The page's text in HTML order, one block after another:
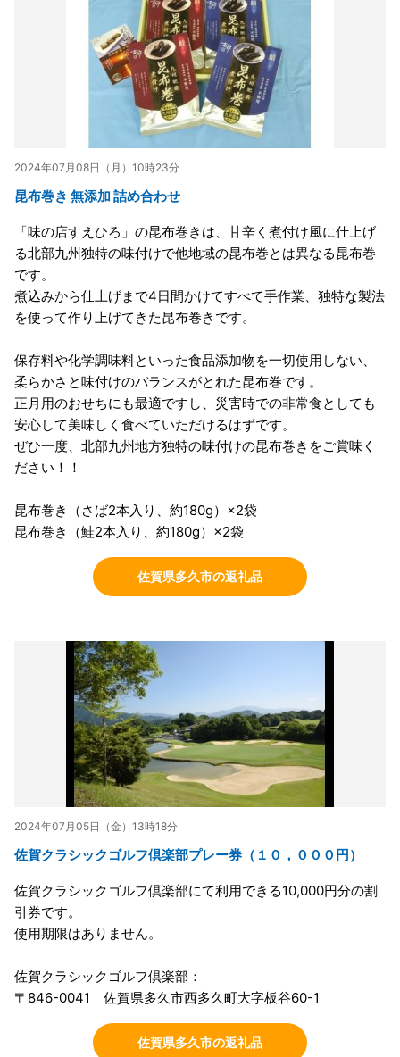
2024年07月08日（月）10時23分
昆布巻き 無添加 詰め合わせ
「味の店すえひろ」の昆布巻きは、甘辛く煮付け風に仕上げ
る北部九州独特の味付けで他地域の昆布巻とは異なる昆布巻
です。
煮込みから仕上げまで4日間かけてすべて手作業、独特な製法
を使って作り上げてきた昆布巻きです。
保存料や化学調味料といった食品添加物を一切使用しない、
柔らかさと味付けのバランスがとれた昆布巻です。
正月用のおせちにも最適ですし、災害時での非常食としても
安心して美味しく食べていただけるはずです。
ぜひ一度、北部九州地方独特の味付けの昆布巻きをご賞味く
ださい！！
昆布巻き（さば2本入り、約180g）×2袋
昆布巻き（鮭2本入り、約180g）×2袋
佐賀県多久市の返礼品
2024年07月05日（金）13時18分
佐賀クラシックゴルフ倶楽部プレー券（１０，０００円）
佐賀クラシックゴルフ倶楽部にて利用できる10,000円分の割
引券です。
使用期限はありません。
佐賀クラシックゴルフ倶楽部：
〒846-0041 佐賀県多久市西多久町大字板谷60-1
佐賀県多久市の返礼品